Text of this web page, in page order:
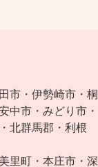
市・伊勢崎市・桐
中市・みどり市・
北群馬郡・利根
里町・本庄市・深